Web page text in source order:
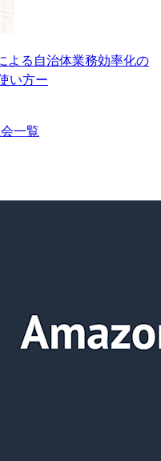
よる自治体業務効率化の
い方ー
一覧